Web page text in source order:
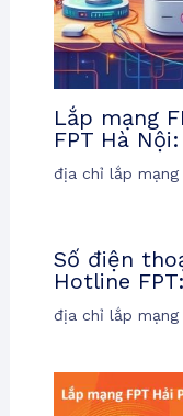
Lắp mạng
FPT Hà
địa chỉ lắp mạng
Số điện
Hotline
địa chỉ lắp mạng